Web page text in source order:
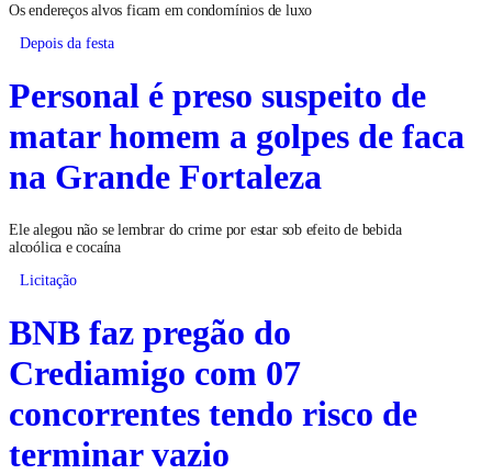
Os endereços alvos ficam em condomínios de luxo
Depois da festa
Personal é preso suspeito de
matar homem a golpes de faca
na Grande Fortaleza
Ele alegou não se lembrar do crime por estar sob efeito de bebida
alcoólica e cocaína
Licitação
BNB faz pregão do
Crediamigo com 07
concorrentes tendo risco de
terminar vazio